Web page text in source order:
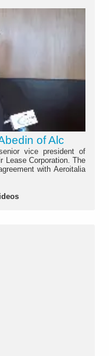
of Alc
vice president of
Lease Corporation. The
with Aeroitalia